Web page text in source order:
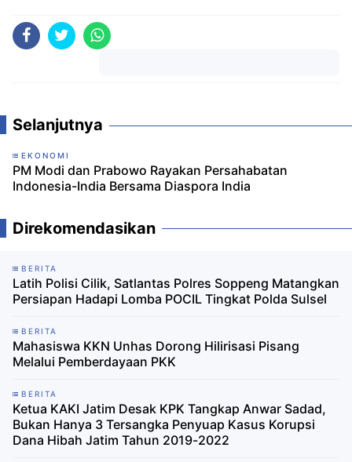
Selanjutnya
EKONOMI
PM Modi dan Prabowo Rayakan Persahabatan
Indonesia-India Bersama Diaspora India
Direkomendasikan
BERITA
Latih Polisi Cilik, Satlantas Polres Soppeng Matangkan
Persiapan Hadapi Lomba POCIL Tingkat Polda Sulsel
BERITA
Mahasiswa KKN Unhas Dorong Hilirisasi Pisang
Melalui Pemberdayaan PKK
BERITA
Ketua KAKI Jatim Desak KPK Tangkap Anwar Sadad,
Bukan Hanya 3 Tersangka Penyuap Kasus Korupsi
Dana Hibah Jatim Tahun 2019-2022